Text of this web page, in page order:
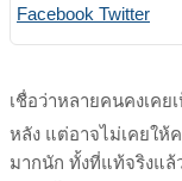
Facebook TwitterPrint
เชื่อว่าหลายคนคงเคย
หลัง แต่อาจไม่เคยให้
มากนัก ทั้งที่แท้จริงแ